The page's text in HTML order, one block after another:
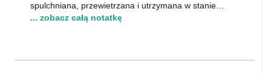
spulchniana, przewietrzana i utrzymana w stanie…
... zobacz całą notatkę